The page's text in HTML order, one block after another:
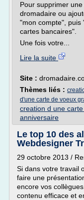
Pour supprimer
dromadaire ou
"mon compte", puis
cartes bancaires".
Une fois votre...
Lire la suite
Site :
Thèmes liés :
d'une carte de voeux
creation d une
anniversaire
Le top 10 des
Webdesigner
29 octobre 2013 /
Si dans votre travail
faire une
encore vos
contenu efficace et